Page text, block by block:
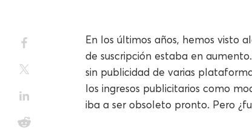
En los últimos años, hemos visto
de suscripción estaba en
sin publicidad de varias
los ingresos publicitarios como
iba a ser obsoleto pronto. Pero